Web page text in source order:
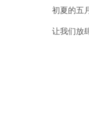
初夏的五
让我们放